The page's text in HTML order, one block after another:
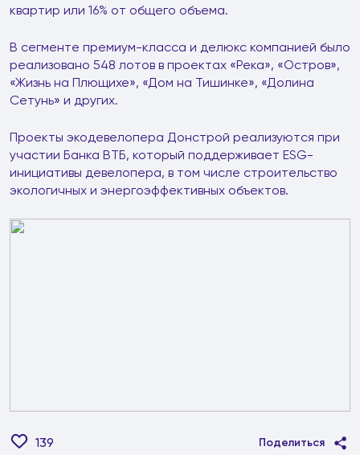
квартир или 16% от общего объема.
В сегменте премиум-класса и делюкс компанией было
реализовано 548 лотов в проектах «Река», «Остров»,
«Жизнь на Плющихе», «Дом на Тишинке», «Долина
Сетунь» и других.
Проекты экодевелопера Донстрой реализуются при
участии Банка ВТБ, который поддерживает ESG-
инициативы девелопера, в том числе строительство
экологичных и энергоэффективных объектов.
139 Поделиться